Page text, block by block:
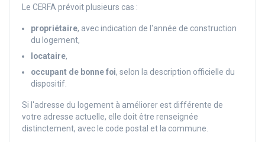
Le CERFA prévoit plusieurs cas :
propriétaire, avec indication de l'année de construction
du logement,
locataire,
occupant de bonne foi, selon la description officielle du
dispositif.
Si l'adresse du logement à améliorer est différente de
votre adresse actuelle, elle doit être renseignée
distinctement, avec le code postal et la commune.